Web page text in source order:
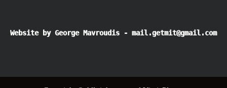
Website by George Mavroudis - mail.getmit@gmail.com